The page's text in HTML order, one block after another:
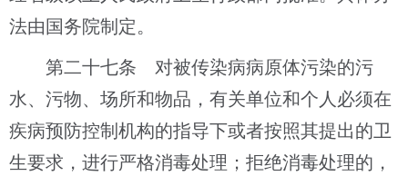
法由国务院制定。
第二十七条 对被传染病病原体污染的污
水、污物、场所和物品，有关单位和个人必须在
疾病预防控制机构的指导下或者按照其提出的卫
生要求，进行严格消毒处理；拒绝消毒处理的，